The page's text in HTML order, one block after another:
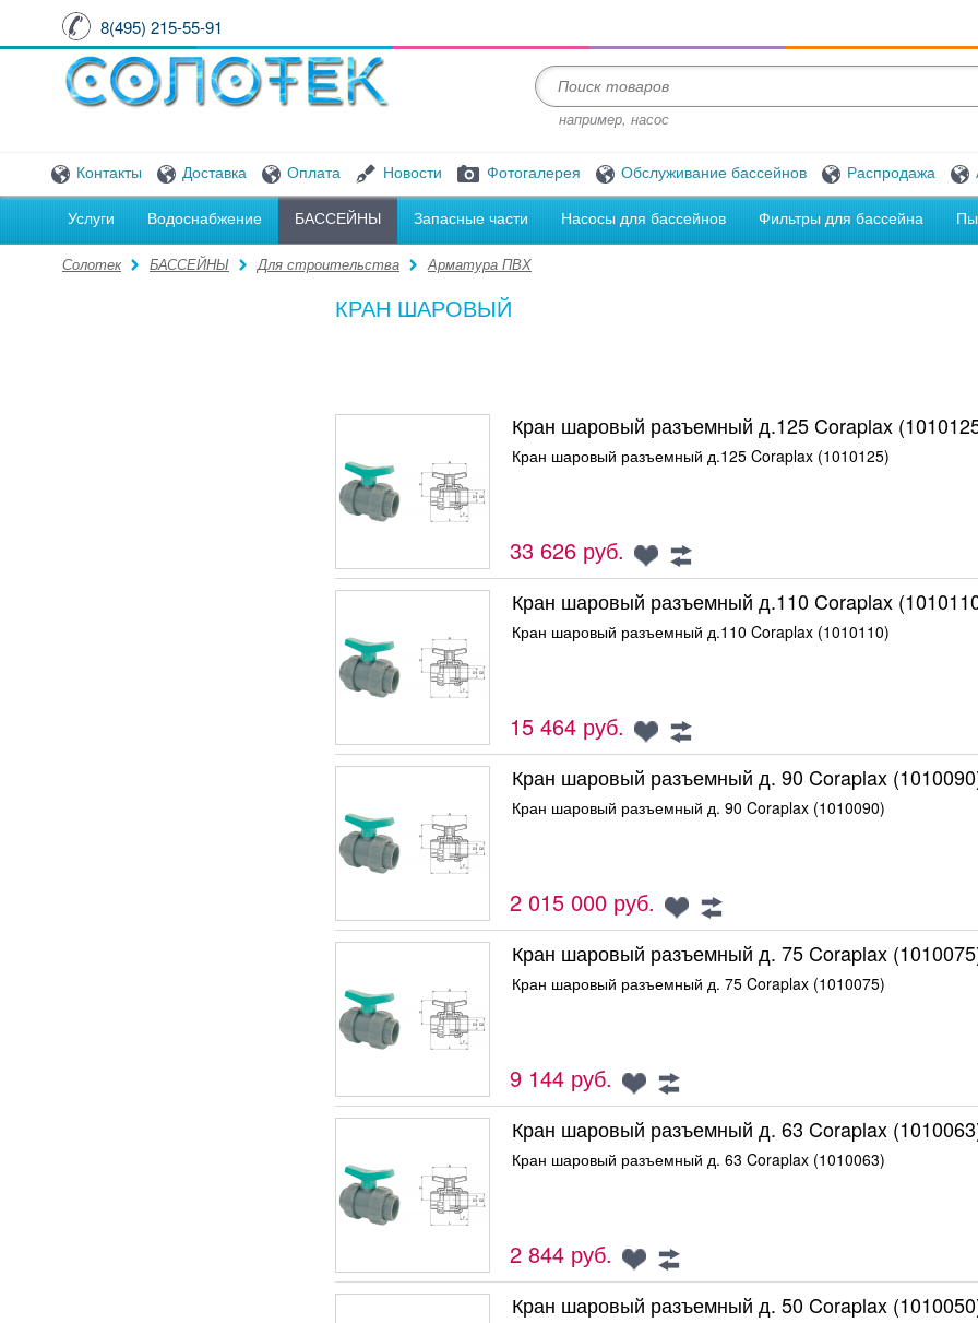
8(495) 215-55-91
например, насос
Контакты Доставка Оплата Новости Фотогалерея Обслуживание бассейнов Распродажа
Услуги Водоснабжение БАССЕЙНЫ Запасные части Насосы для бассейнов Фильтры для бассейна
Солотек БАССЕЙНЫ Для строительства Арматура ПВХ
КРАН ШАРОВЫЙ
Кран шаровый разъемный д.125 Coraplax
Кран шаровый разъемный д.125 Coraplax (1010125)
33 626 руб.
Кран шаровый разъемный д.110 Coraplax
Кран шаровый разъемный д.110 Coraplax (1010110)
15 464 руб.
Кран шаровый разъемный д. 90 Coraplax
Кран шаровый разъемный д. 90 Coraplax (1010090)
2 015 000 руб.
Кран шаровый разъемный д. 75 Coraplax
Кран шаровый разъемный д. 75 Coraplax (1010075)
9 144 руб.
Кран шаровый разъемный д. 63 Coraplax
Кран шаровый разъемный д. 63 Coraplax (1010063)
2 844 руб.
Кран шаровый разъемный д. 50 Coraplax